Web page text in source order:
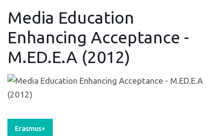
Media Education
Enhancing Acceptance -
M.ED.E.A (2012)
Erasmus+